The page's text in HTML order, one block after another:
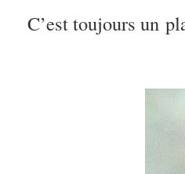
C’est toujours un